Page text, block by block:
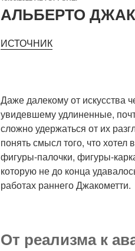
АЛЬБЕРТО
ИСТОЧНИК
Даже далекому от искусства
увидевшему удлиненные,
сложно удержаться от их
понять смысл того, что
фигуры-палочки, фигуры-
которую не до конца
работах раннего Джакометти.
От реализма к